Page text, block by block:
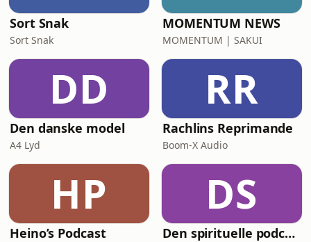
Sort Snak
Sort Snak
MOMENTUM NEWS
MOMENTUM | SAKUI
DD
Den danske model
A4 Lyd
RR
Rachlins Reprimande
Boom-X Audio
HP
Heino’s Podcast
DS
Den spirituelle podcast